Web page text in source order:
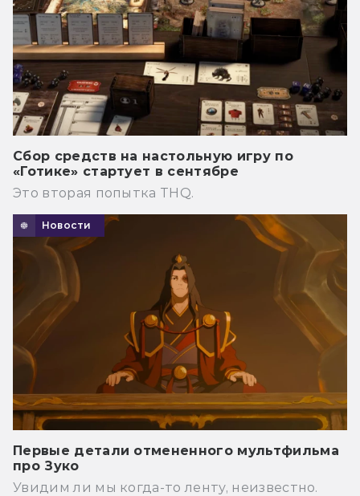
Сбор средств на настольную игру по
«Готике» стартует в сентябре
Это вторая попытка THQ.
Новости
Первые детали отмененного мультфильма
про Зуко
Увидим ли мы когда-то ленту, неизвестно.